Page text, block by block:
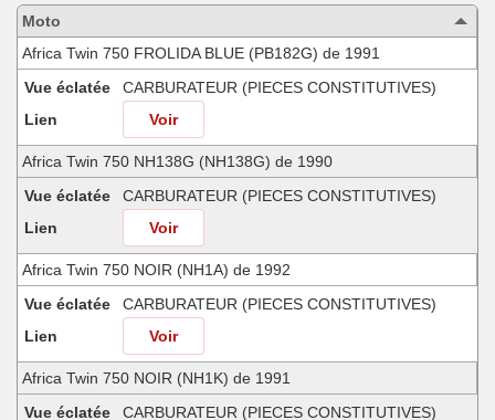
motos
compatibles
Moto
Africa Twin 750 FROLIDA BLUE (PB182G) de 1991
Vue éclatée
CARBURATEUR (PIECES CONSTITUTIVES)
Lien
Voir
Africa Twin 750 NH138G (NH138G) de 1990
Vue éclatée
CARBURATEUR (PIECES CONSTITUTIVES)
Lien
Voir
Africa Twin 750 NOIR (NH1A) de 1992
Vue éclatée
CARBURATEUR (PIECES CONSTITUTIVES)
Lien
Voir
Africa Twin 750 NOIR (NH1K) de 1991
Vue éclatée
CARBURATEUR (PIECES CONSTITUTIVES)